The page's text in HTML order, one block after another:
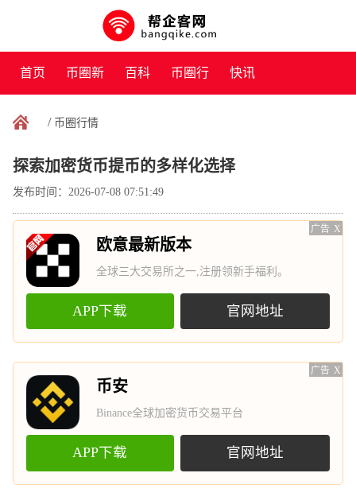
首页 币圈新
闻
百科 币圈行 快讯
/ 币圈行情
探索加密货币提币的多样化选择
发布时间：2026-07-08 07:51:49
广告 X
欧意最新版本
全球三大交易所之一,注册领新手福利。
APP下载 官网地址
广告 X
币安
Binance全球加密货币交易平台
APP下载 官网地址